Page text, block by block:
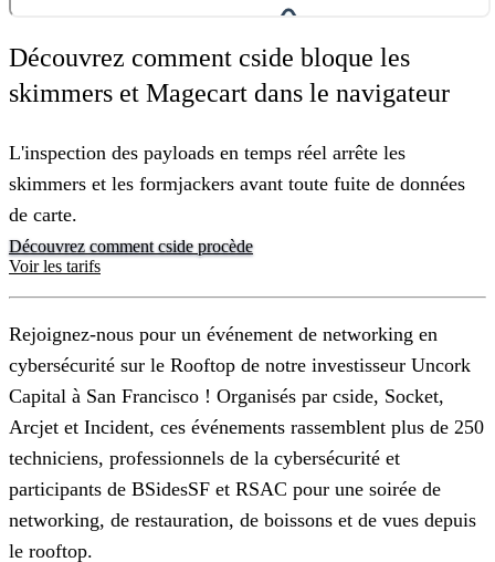
Découvrez comment cside bloque les
skimmers et Magecart dans le navigateur
L'inspection des payloads en temps réel arrête les
skimmers et les formjackers avant toute fuite de données
de carte.
Découvrez comment cside procède
Voir les tarifs
Rejoignez-nous pour un événement de networking en
cybersécurité sur le Rooftop de notre investisseur Uncork
Capital à San Francisco ! Organisés par cside, Socket,
Arcjet et Incident, ces événements rassemblent plus de 250
techniciens, professionnels de la cybersécurité et
participants de BSidesSF et RSAC pour une soirée de
networking, de restauration, de boissons et de vues depuis
le rooftop.